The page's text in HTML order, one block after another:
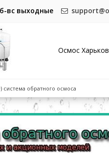
вс выходные
Осмос Харьков
система обратного осмоса